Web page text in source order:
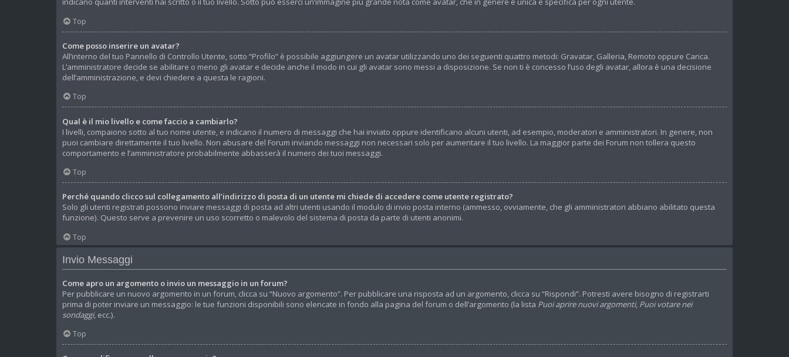
Top
Come posso inserire un avatar?
All’interno del tuo Pannello di Controllo Utente, sotto “Profilo” è possibile aggiungere un avatar utilizzando uno dei seguenti quattro metodi: Gravatar, Galleria, Remoto oppure Carica.
L’amministratore decide se abilitare o meno gli avatar e decide anche il modo in cui gli avatar sono messi a disposizione. Se non ti è concesso l’uso degli avatar, allora è una decisione
dell’amministrazione, e devi chiedere a questa le ragioni.
Top
Qual è il mio livello e come faccio a cambiarlo?
I livelli, compaiono sotto al tuo nome utente, e indicano il numero di messaggi che hai inviato oppure identificano alcuni utenti, ad esempio, moderatori e amministratori. In genere, non
puoi cambiare direttamente il tuo livello. Non abusare del Forum inviando messaggi non necessari solo per aumentare il tuo livello. La maggior parte dei Forum non tollera questo
comportamento e l’amministratore probabilmente abbasserà il numero dei tuoi messaggi.
Top
Perché quando clicco sul collegamento all’indirizzo di posta di un utente mi chiede di accedere come utente registrato?
Solo gli utenti registrati possono inviare messaggi di posta ad altri utenti usando il modulo di invio posta interno (ammesso, ovviamente, che gli amministratori abbiano abilitato questa
funzione). Questo serve a prevenire un uso scorretto o malevolo del sistema di posta da parte di utenti anonimi.
Top
Invio Messaggi
Come apro un argomento o invio un messaggio in un forum?
Per pubblicare un nuovo argomento in un forum, clicca su “Nuovo argomento”. Per pubblicare una risposta ad un argomento, clicca su “Rispondi”. Potresti avere bisogno di registrarti
prima di poter inviare un messaggio: le tue funzioni disponibili sono elencate in fondo alla pagina del forum o dell’argomento (la lista Puoi aprire nuovi argomenti, Puoi votare nei
sondaggi, ecc.).
Top